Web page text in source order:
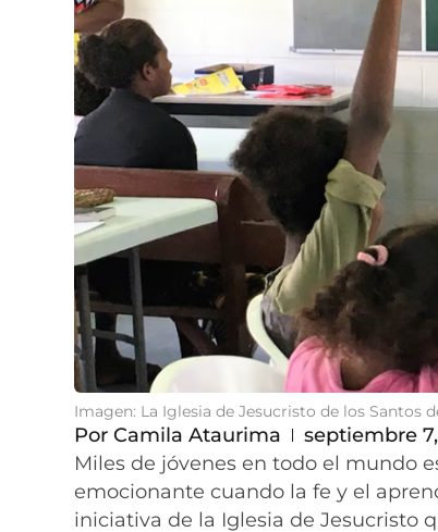
Imagen: La Iglesia de Jesucristo de los Santos
Por Camila Ataurima
septiembre
Miles de jóvenes en todo el mundo
emocionante cuando la fe y el
iniciativa de la Iglesia de Jesucristo